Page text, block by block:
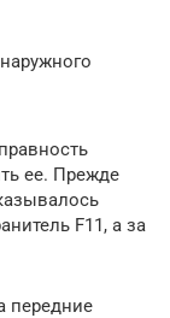
ее. Прежде
F11, а за
передние